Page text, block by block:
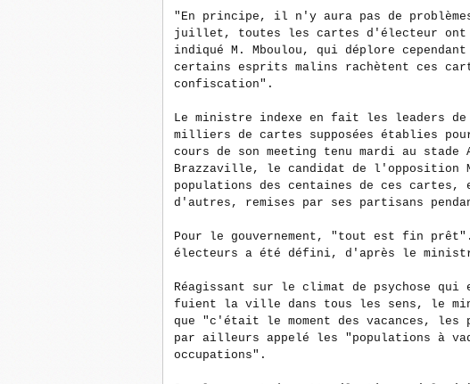
"En principe, il n'y aura pas de
juillet, toutes les cartes d'électeur ont
indiqué M. Mboulou, qui déplore
certains esprits malins rachètent ces
confiscation".
Le ministre indexe en fait les leaders
milliers de cartes supposées établies
cours de son meeting tenu mardi au stade
Brazzaville, le candidat de l'opposition
populations des centaines de ces cartes,
d'autres, remises par ses partisans
Pour le gouvernement, "tout est fin
électeurs a été défini, d'après le
Réagissant sur le climat de psychose
fuient la ville dans tous les sens, le
que "c'était le moment des vacances,
par ailleurs appelé les "populations à
occupations".